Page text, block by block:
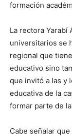
formación
La rectora Yarabí
universitarios se
regional que
educativo sino
que invitó a las y
educativa de la
formar parte de
Cabe señalar